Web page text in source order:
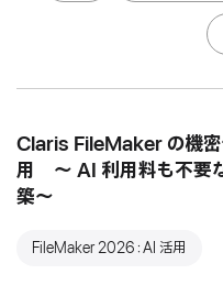
Claris FileMaker の機密
用 〜 AI 利用料も不要
築〜
FileMaker 2026：AI 活用